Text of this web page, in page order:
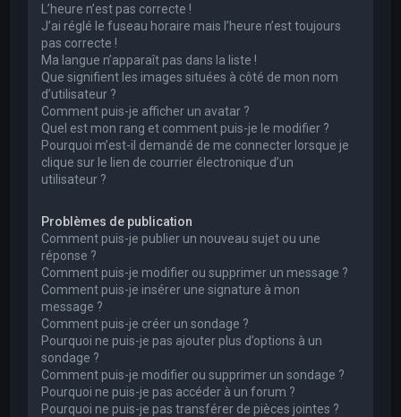
L’heure n’est pas correcte !
J’ai réglé le fuseau horaire mais l’heure n’est toujours
pas correcte !
Ma langue n’apparaît pas dans la liste !
Que signifient les images situées à côté de mon nom
d’utilisateur ?
Comment puis-je afficher un avatar ?
Quel est mon rang et comment puis-je le modifier ?
Pourquoi m’est-il demandé de me connecter lorsque je
clique sur le lien de courrier électronique d’un
utilisateur ?
Problèmes de publication
Comment puis-je publier un nouveau sujet ou une
réponse ?
Comment puis-je modifier ou supprimer un message ?
Comment puis-je insérer une signature à mon
message ?
Comment puis-je créer un sondage ?
Pourquoi ne puis-je pas ajouter plus d’options à un
sondage ?
Comment puis-je modifier ou supprimer un sondage ?
Pourquoi ne puis-je pas accéder à un forum ?
Pourquoi ne puis-je pas transférer de pièces jointes ?